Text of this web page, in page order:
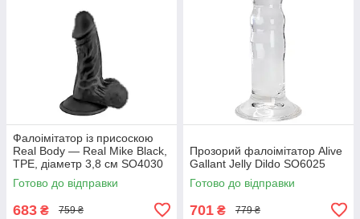
Фалоімітатор із присоскою
Real Body — Real Mike Black,
TPE, діаметр 3,8 см SO4030
Готово до відправки
683 ₴ 759 ₴
Прозорий фалоімітатор Alive
Gallant Jelly Dildo SO6025
Готово до відправки
701 ₴ 779 ₴